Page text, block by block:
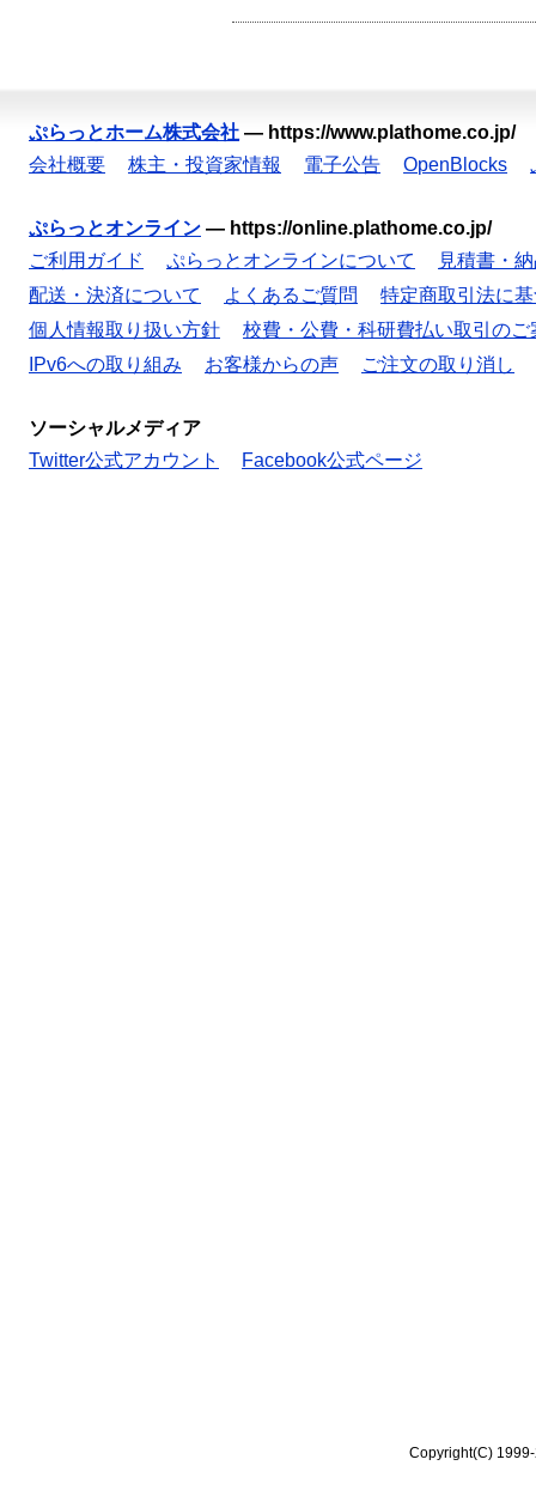
ぷらっとホーム株式会社 — https://www.plathome.co.jp/
会社概要
株主・投資家情報 電子公告 OpenBlocks
ぷらっとオンライン — https://online.plathome.co.jp/
ご利用ガイド
ぷらっとオンラインについて
見積書・
配送・決済について
よくあるご質問
特定商取引法に
個人情報取り扱い方針
校費・公費・科研費払い取引のご
IPv6への取り組み
お客様からの声 ご注文の取り消し
ソーシャルメディア
Twitter公式アカウント
Facebook公式ページ
Copyright(C)